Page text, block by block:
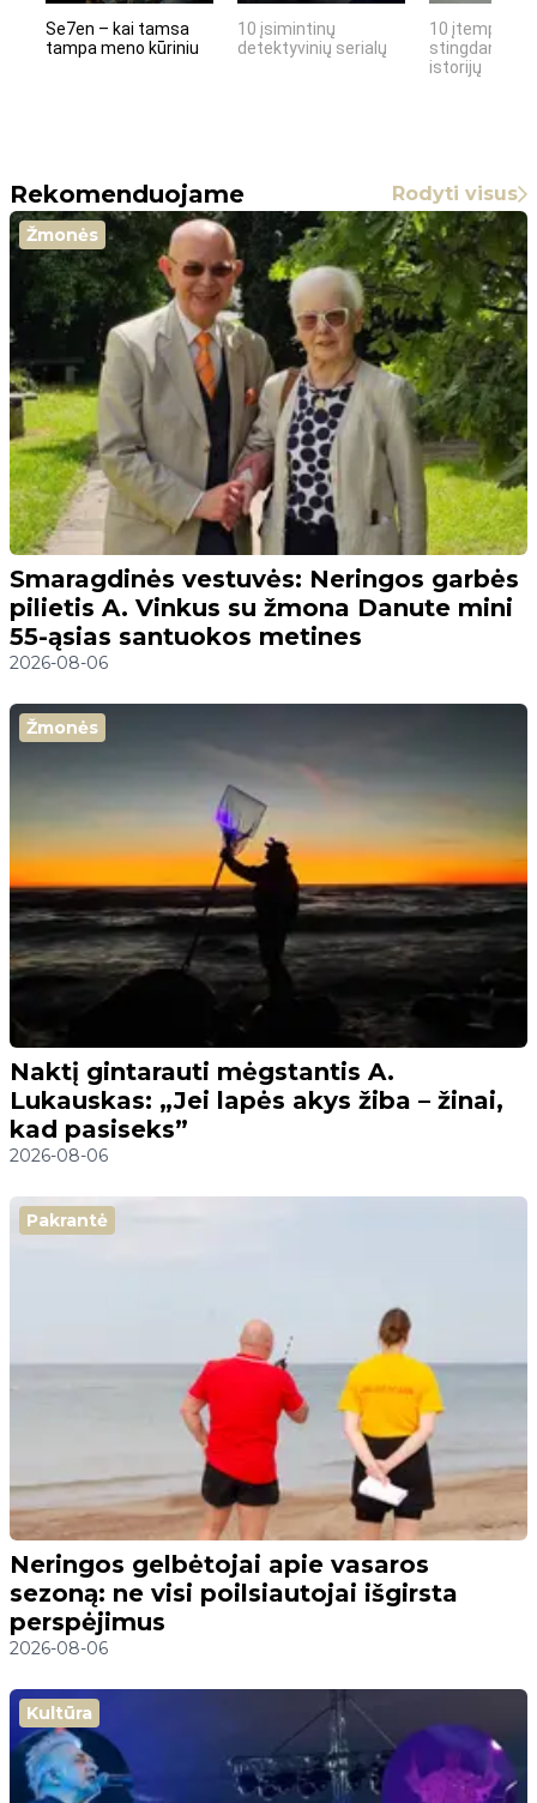
Se7en – kai tamsa
tampa meno kūriniu
10 įsimintinų
detektyvinių serialų
10 įtemptų,
stingdančių
istorijų
Rekomenduojame Rodyti visus
Žmonės
Smaragdinės vestuvės: Neringos garbės
pilietis A. Vinkus su žmona Danute mini
55-ąsias santuokos metines
2026-08-06
Žmonės
Naktį gintarauti mėgstantis A.
Lukauskas: „Jei lapės akys žiba – žinai,
kad pasiseks”
2026-08-06
Pakrantė
Neringos gelbėtojai apie vasaros
sezoną: ne visi poilsiautojai išgirsta
perspėjimus
2026-08-06
Kultūra